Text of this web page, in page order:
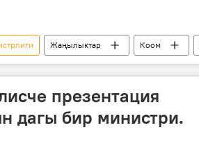
Жаңылыктар Коом
адабияты сынак
презентация
дагы бир министри.